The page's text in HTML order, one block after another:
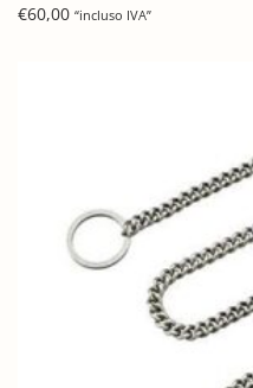
€60,00 “incluso IVA”